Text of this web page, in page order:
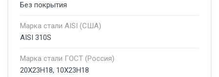
Без покрытия
Марка стали AISI (США)
AISI 310S
Марка стали ГОСТ (Россия)
20Х23Н18, 10Х23Н18